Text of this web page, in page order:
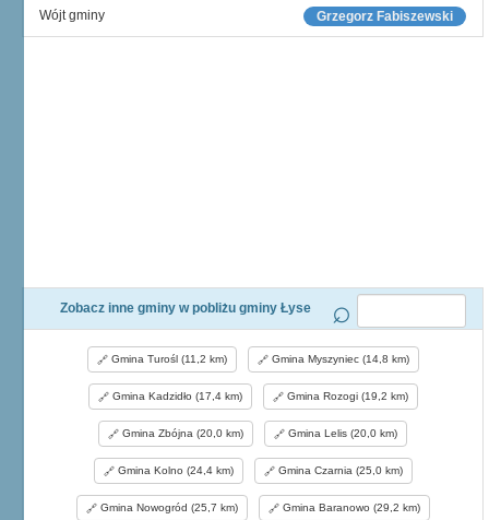
Grzegorz Fabiszewski
Wójt gminy
Zobacz inne gminy w pobliżu gminy Łyse
Gmina Turośl (11,2 km) Gmina Myszyniec (14,8 km)
Gmina Kadzidło (17,4 km) Gmina Rozogi (19,2 km)
Gmina Zbójna (20,0 km) Gmina Lelis (20,0 km)
Gmina Kolno (24,4 km) Gmina Czarnia (25,0 km)
Gmina Nowogród (25,7 km) Gmina Baranowo (29,2 km)